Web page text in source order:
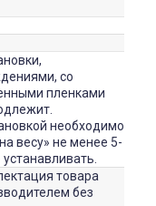
со
пленками
необходимо
весу» не менее 5-
товара
без